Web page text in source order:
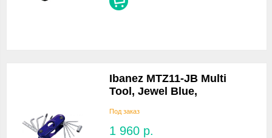
Ibanez MTZ11-JB Multi
Tool, Jewel Blue,
Под заказ
1 960 р.